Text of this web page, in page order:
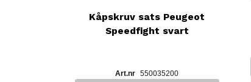
Kåpskruv sats Peugeot
Speedfight svart
550035200